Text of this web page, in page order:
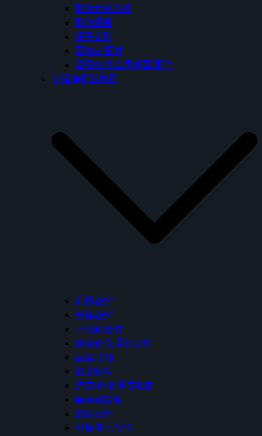
發泡木紋浴櫃
發泡鏡櫃
鏡子系列
置物架/配件
暖風機/免治馬桶蓋/配件
幸福牌衛浴精品
明鏡/配件
馬桶/配件
水龍頭/配件
蓮蓬頭/花灑與滑桿
面盆/浴櫃
浴室收納
洗衣槽/櫃/曬衣相關
無障礙設備
浴缸/配件
地板排水/配件